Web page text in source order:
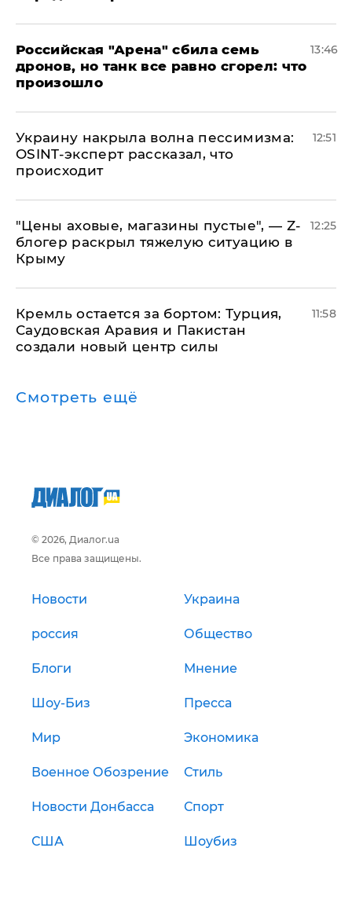
​Российская "Арена" сбила семь
дронов, но танк все равно сгорел: что
произошло
13:46
​Украину накрыла волна пессимизма:
OSINT-эксперт рассказал, что
происходит
12:51
​"Цены аховые, магазины пустые", — Z-
блогер раскрыл тяжелую ситуацию в
Крыму
12:25
​Кремль остается за бортом: Турция,
Саудовская Аравия и Пакистан
создали новый центр силы
11:58
Смотреть ещё
© 2026, Диалог.ua
Все права защищены.
Новости Украина
россия Общество
Блоги Мнение
Шоу-Биз Пресса
Мир Экономика
Военное Обозрение Стиль
Новости Донбасса Спорт
США Шоубиз